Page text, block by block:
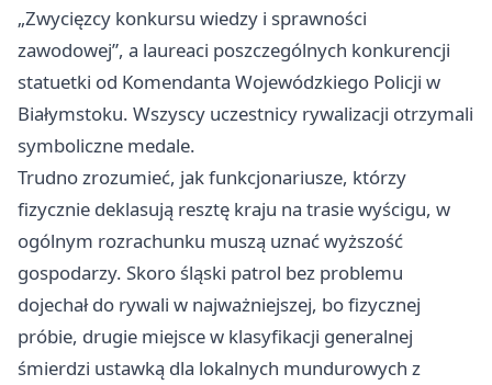
„Zwycięzcy konkursu wiedzy i sprawności
zawodowej”, a laureaci poszczególnych konkurencji
statuetki od Komendanta Wojewódzkiego Policji w
Białymstoku. Wszyscy uczestnicy rywalizacji otrzymali
symboliczne medale.
Trudno zrozumieć, jak funkcjonariusze, którzy
fizycznie deklasują resztę kraju na trasie wyścigu, w
ogólnym rozrachunku muszą uznać wyższość
gospodarzy. Skoro śląski patrol bez problemu
dojechał do rywali w najważniejszej, bo fizycznej
próbie, drugie miejsce w klasyfikacji generalnej
śmierdzi ustawką dla lokalnych mundurowych z